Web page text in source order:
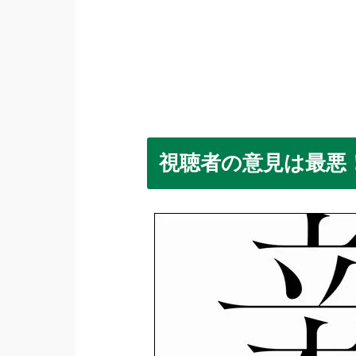
視聴者の意見は最悪